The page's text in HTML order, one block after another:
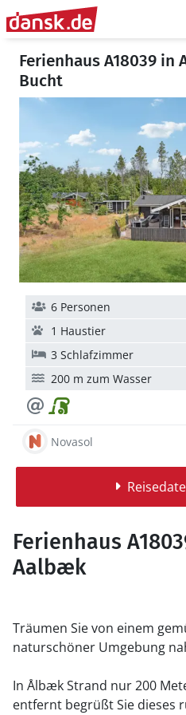
Ferienhaus A18039
Bucht
6 Personen
1 Haustier
3 Schlafzimmer
200 m zum Wasser
Novasol
Ferienhaus
Aalbæk
Träumen Sie von einem
naturschöner Umgebung
In Ålbæk Strand nur 200
entfernt begrüßt Sie dieses